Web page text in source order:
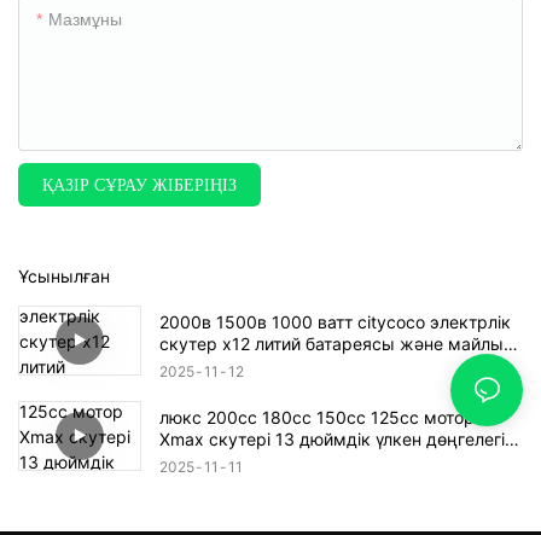
Мазмұны
ҚАЗІР СҰРАУ ЖІБЕРІҢІЗ
Ұсынылған
2000в 1500в 1000 ватт citycoco электрлік
скутер x12 литий батареясы және майлы
шинасы бар
2025 11 12
люкс 200cc 180cc 150cc 125cc мотор
Xmax скутері 13 дюймдік үлкен дөңгелегі
бар
2025 11 11